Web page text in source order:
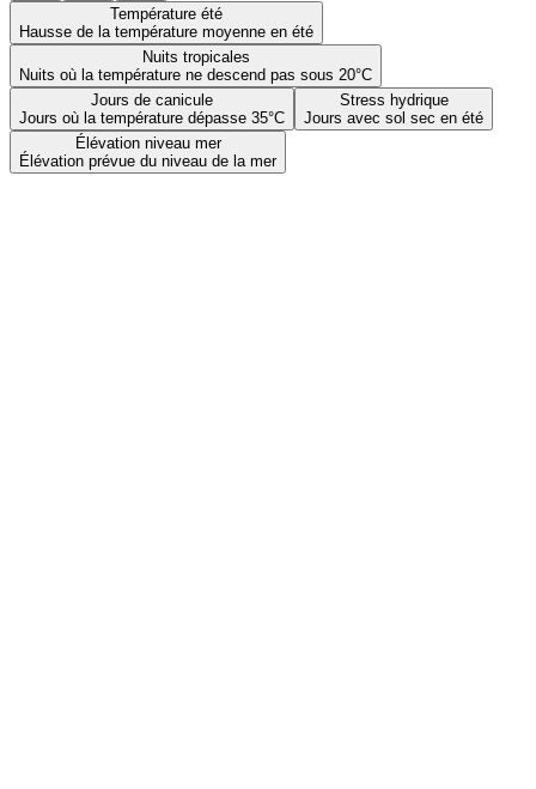
Température été
Hausse de la température moyenne en été
Nuits tropicales
Nuits où la température ne descend pas sous 20°C
Jours de canicule
Jours où la température dépasse 35°C
Stress hydrique
Jours avec sol sec en été
Élévation niveau mer
Élévation prévue du niveau de la mer